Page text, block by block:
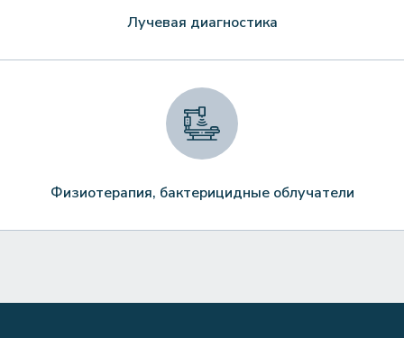
Лучевая диагностика
Физиотерапия, бактерицидные облучатели